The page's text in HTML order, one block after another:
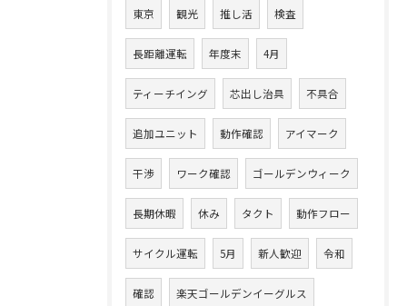
東京 観光 推し活 検査
長距離運転 年度末 4月
ティーチイング 芯出し治具 不具合
追加ユニット 動作確認 アイマーク
干渉 ワーク確認 ゴールデンウィーク
長期休暇 休み タクト 動作フロー
サイクル運転 5月 新人歓迎 令和
確認 楽天ゴールデンイーグルス